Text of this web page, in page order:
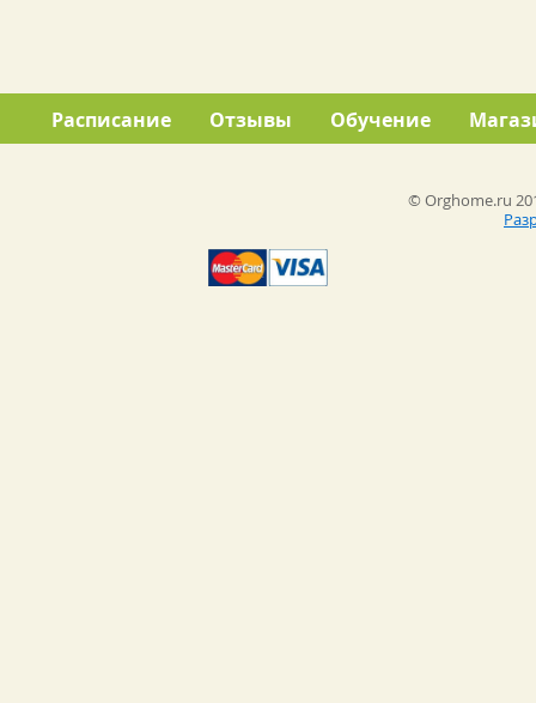
Расписание Отзывы Обучение
© Orghome.ru